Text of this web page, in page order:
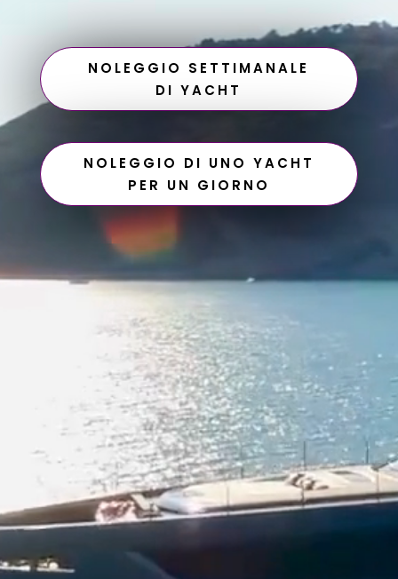
NOLEGGIO SETTIMANALE
DI YACHT
NOLEGGIO DI UNO YACHT
PER UN GIORNO